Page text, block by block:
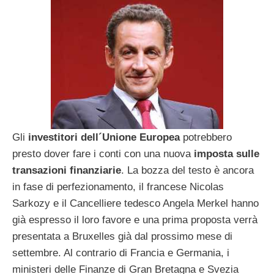
Gli investitori dell´Unione Europeapotrebbero
presto dover fare i conti con una nuova imposta sulle
transazioni finanziarie. La bozza del testo è ancora
in fase di perfezionamento, il francese Nicolas
Sarkozy e il Cancelliere tedesco Angela Merkel hanno
già espresso il loro favore e una prima proposta verrà
presentata a Bruxelles già dal prossimo mese di
settembre. Al contrario di Francia e Germania, i
ministeri delle Finanze di Gran Bretagna e Svezia